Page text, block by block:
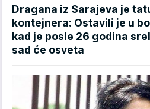
Dragana iz Sarajeva je
kontejnera: Ostavili je u
kad je posle 26 godina
sad će osveta